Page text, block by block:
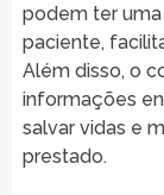
podem ter
paciente,
Além disso, o
informações
salvar vidas e
prestado.